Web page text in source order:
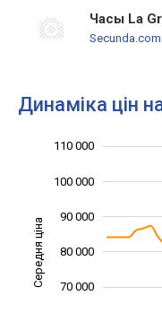
Часы La
Динаміка цін
Середня ціна 100 000
70 000
80 000
90 000
100 000
110 000